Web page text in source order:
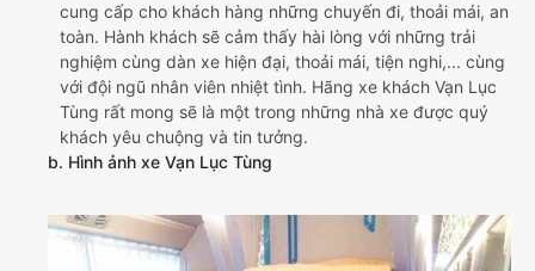
cung cấp cho khách hàng những chuyến đi, thoải mái, an
toàn. Hành khách sẽ cảm thấy hài lòng với những trải
nghiệm cùng dàn xe hiện đại, thoải mái, tiện nghi,... cùng
với đội ngũ nhân viên nhiệt tình. Hãng xe khách Vạn Lục
Tùng rất mong sẽ là một trong những nhà xe được quý
khách yêu chuộng và tin tưởng.
b. Hình ảnh xe Vạn Lục Tùng